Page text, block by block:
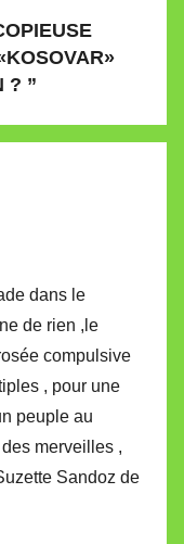
? ”
dans le
de rien ,le
compulsive
, pour une
peuple au
merveilles ,
Sandoz de